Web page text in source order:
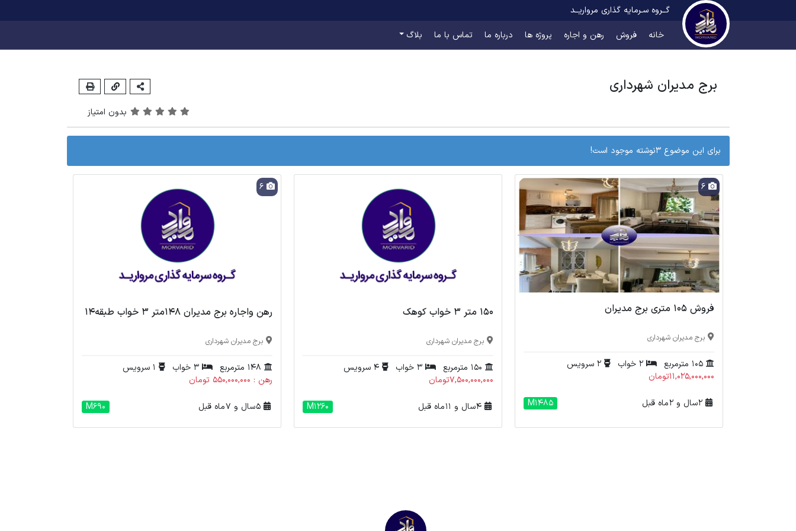
گــروه سـرمایه گذاری مرواریــد
خانه
فروش رهن و اجاره پروژه ها درباره ما تماس با ما بلاگ
برج مدیران شهرداری
بدون امتیاز
برای این موضوع 3نوشته موجود است!
فروش 105 متری برج مدیران
برج مدیران شهرداری
11,025,000,000تومان
2 سال و 2 ماه قبل M1485
150 متر 3 خواب کوهک
برج مدیران شهرداری
7,500,000,000تومان
4 سال و 11 ماه قبل M1260
رهن واجاره برج مدیران 148متر 3 خواب طبقه14
برج مدیران شهرداری
رهن : 550,000,000 تومان
5 سال و 7 ماه قبل M690